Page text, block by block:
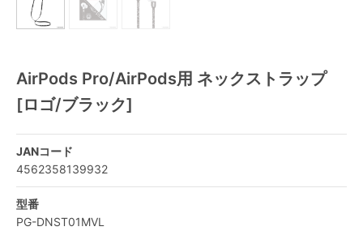
AirPods Pro/AirPods用 ネックストラップ
[ロゴ/ブラック]
JANコード
4562358139932
型番
PG-DNST01MVL